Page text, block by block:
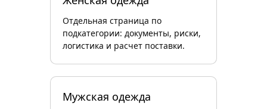
Отдельная страница по
подкатегории: документы, риски,
логистика и расчет поставки.
Мужская одежда